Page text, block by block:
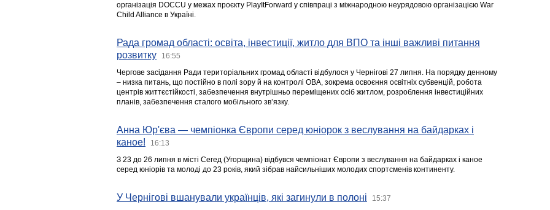
організація DOCCU у межах проєкту PlayItForward у співпраці з міжнародною неурядовою організацією War
Child Alliance в Україні.
Рада громад області: освіта, інвестиції, житло для ВПО та інші важливі питання
розвитку
16:55
Чергове засідання Ради територіальних громад області відбулося у Чернігові 27 липня. На порядку денному
– низка питань, що постійно в полі зору й на контролі ОВА, зокрема освоєння освітніх субвенцій, робота
центрів життєстійкості, забезпечення внутрішньо переміщених осіб житлом, розроблення інвестиційних
планів, забезпечення сталого мобільного зв’язку.
Анна Юр'єва — чемпіонка Європи серед юніорок з веслування на байдарках і
каное!
16:13
З 23 до 26 липня в місті Сегед (Угорщина) відбувся чемпіонат Європи з веслування на байдарках і каное
серед юніорів та молоді до 23 років, який зібрав найсильніших молодих спортсменів континенту.
У Чернігові вшанували українців, які загинули в полоні 15:37